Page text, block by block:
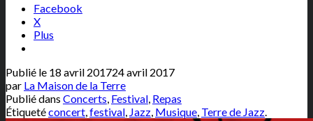
Facebook
X
Plus
Publié le 18 avril 201724 avril 2017
par La Maison de la Terre
Publié dans Concerts, Festival, Repas
Étiquetéconcert,festival, Jazz, Musique, Terre de Jazz.